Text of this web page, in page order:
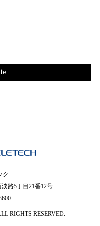
ク
路5丁目21番12号
RIGHTS RESERVED.